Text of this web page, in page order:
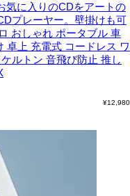
気に入りのCDをアートの
プレーヤー。壁掛けも可
おしゃれ ポータブル 車
卓上 充電式 コードレス ワ
ルトン 音飛び防止 推し
¥12,980